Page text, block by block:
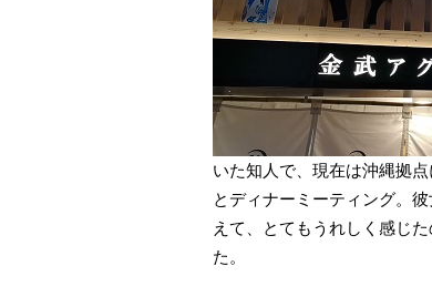
いた知人で、現在は沖縄拠
とディナーミーティング。
えて、とてもうれしく感じ
た。